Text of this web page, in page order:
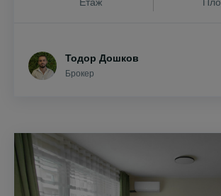
Тодор Дошков
Брокер